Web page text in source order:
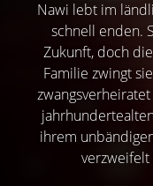
Nawi lebt im
schnell enden.
Zukunft, doch
Familie zwingt
ihrem
verzweifelt